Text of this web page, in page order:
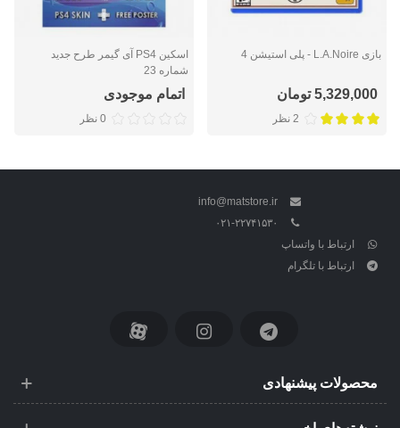
بازی L.A.Noire - پلی استیشن 4
5,329,000 تومان
2 نظر
اسکین PS4 آی گیمر طرح جدید
شماره 23
اتمام موجودی
0 نظر
info@matstore.ir
۰۲۱-۲۲۷۴۱۵۳۰
ارتباط با واتساپ
ارتباط با تلگرام
محصولات پیشنهادی